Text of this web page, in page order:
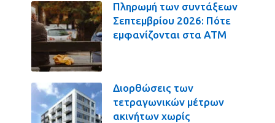
Πληρωμή των συντάξεων
Σεπτεμβρίου 2026: Πότε
εμφανίζονται στα ΑΤΜ
Διορθώσεις των
τετραγωνικών μέτρων
ακινήτων χωρίς